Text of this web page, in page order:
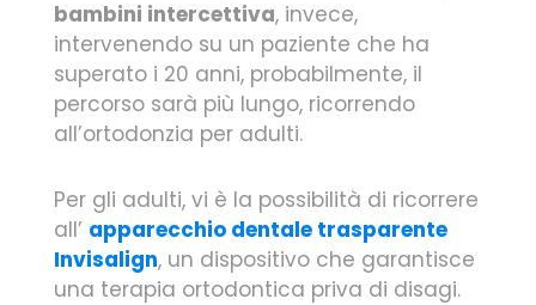
bambini intercettiva, invece,
intervenendo su un paziente che ha
superato i 20 anni, probabilmente, il
percorso sarà più lungo, ricorrendo
all’ortodonzia per adulti.
Per gli adulti, vi è la possibilità di ricorrere
all’ apparecchio dentale trasparente
Invisalign, un dispositivo che garantisce
una terapia ortodontica priva di disagi.